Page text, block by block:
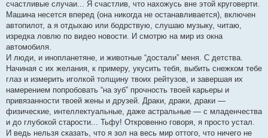
счастливые случаи... Я счастлив, что нахожусь вне этой круговерти.
Машина несется вперед (она никогда не останавливается), включен
автопилот, а я отдыхаю или бодрствую, слушаю музыку, читаю,
изредка ловлю по видео новости. И смотрю на мир из окна
автомобиля.
И люди, и инопланетяне, и животные “достали” меня. С детства.
Начиная с их желания, к примеру, укусить тебя, выбить снежком тебе
глаз и измерить иголкой толщину твоих рейтузов, и завершая их
намерением попробовать “на зуб” прочность твоей карьеры и
привязанности твоей жены и друзей. Драки, драки, драки —
физические, интеллектуальные, даже астральные — с младенчества
и до глубокой старости... Тьфу! Откровенно говоря, я просто устал.
И ведь нельзя сказать, что я зол на весь мир оттого, что ничего не